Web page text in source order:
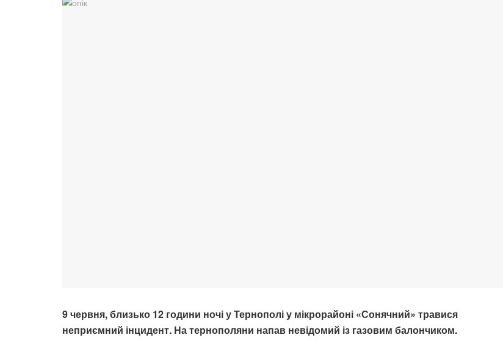
9 червня, близько 12 години ночі у Тернополі у мікрорайоні «Сонячний» травися
неприємний інцидент. На тернополяни напав невідомий із газовим балончиком.